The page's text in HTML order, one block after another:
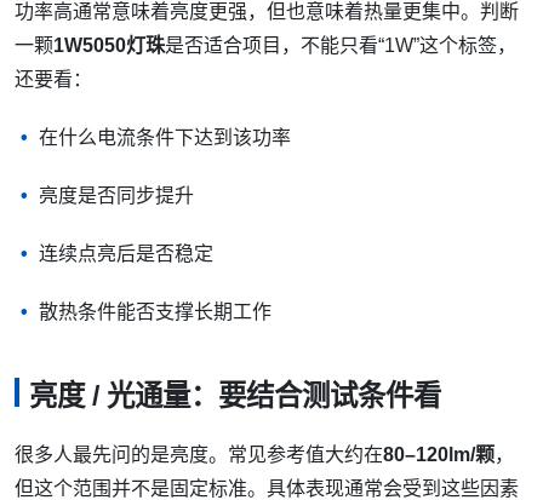
功率高通常意味着亮度更强，但也意味着热量更集中。判断
一颗1W5050灯珠是否适合项目，不能只看“1W”这个标签，
还要看：
在什么电流条件下达到该功率
亮度是否同步提升
连续点亮后是否稳定
散热条件能否支撑长期工作
亮度 / 光通量：要结合测试条件看
很多人最先问的是亮度。常见参考值大约在80–120lm/颗，
但这个范围并不是固定标准。具体表现通常会受到这些因素